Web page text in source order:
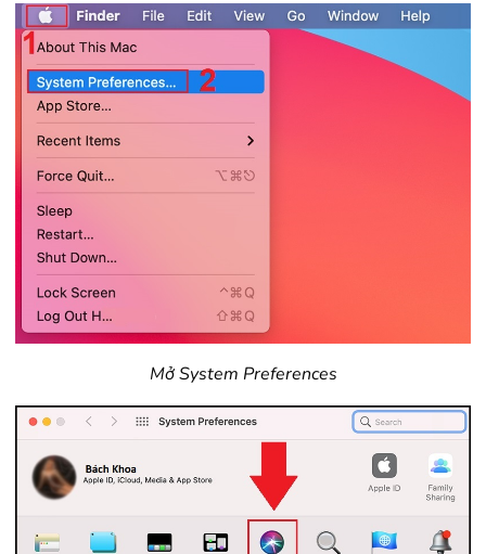
Mở System Preferences